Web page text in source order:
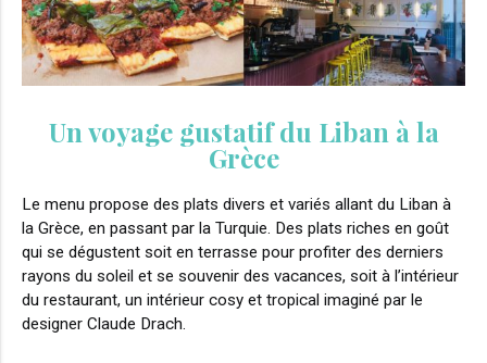
Un voyage gustatif du Liban à la
Grèce
Le menu propose des plats divers et variés allant du Liban à
la Grèce, en passant par la Turquie. Des plats riches en goût
qui se dégustent soit en terrasse pour profiter des derniers
rayons du soleil et se souvenir des vacances, soit à l’intérieur
du restaurant, un intérieur cosy et tropical imaginé par le
designer Claude Drach.